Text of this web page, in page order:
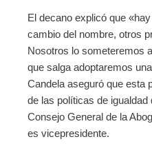
El decano explicó que
cambio del nombre, otros
Nosotros lo someteremos a
que salga adoptaremos
Candela aseguró que esta
de las políticas de
Consejo General de la
es vicepresidente.